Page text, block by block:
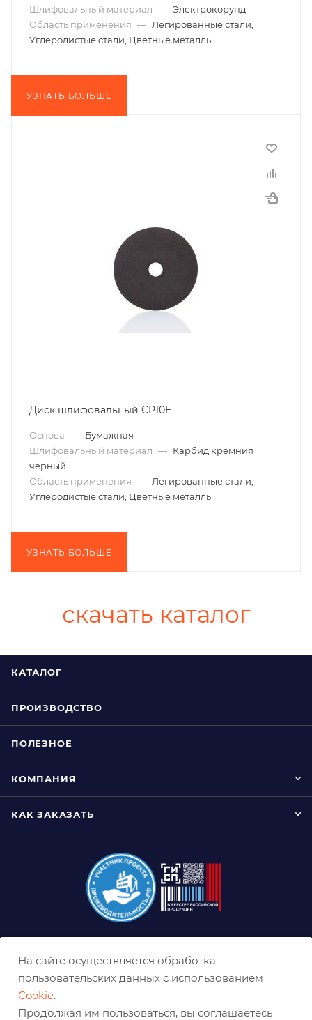
Шлифовальный материал — Электрокорунд
Область применения — Легированные стали,
Углеродистые стали, Цветные металлы
УЗНАТЬ БОЛЬШЕ
Диск шлифовальный CP10E
Основа — Бумажная
Шлифовальный материал — Карбид кремния
черный
Область применения — Легированные стали,
Углеродистые стали, Цветные металлы
УЗНАТЬ БОЛЬШЕ
скачать каталог
КАТАЛОГ
ПРОИЗВОДСТВО
ПОЛЕЗНОЕ
КОМПАНИЯ
КАК ЗАКАЗАТЬ
krasnoyarsk@belabraziv.ru
На сайте осуществляется обработка
пользовательских данных с использованием
Cookie.
Продолжая им пользоваться, вы соглашаетесь